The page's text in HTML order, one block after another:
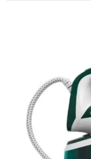
imágenes